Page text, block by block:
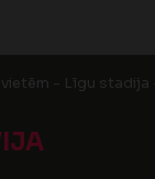
- Līgu stadija